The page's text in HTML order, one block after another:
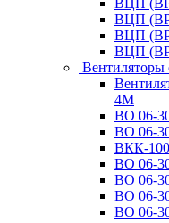
ВЦП
ВЦП
ВЦП
ВЦП
Вентиляторы
4М
ВО 06-
ВО 06-
ВКК-100
ВО 06-
ВО 06-
ВО 06-
ВО 06-